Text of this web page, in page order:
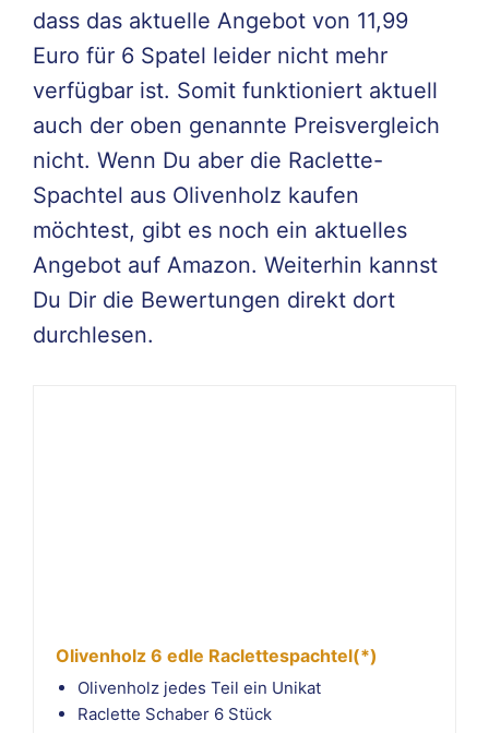
dass das aktuelle Angebot von 11,99
Euro für 6 Spatel leider nicht mehr
verfügbar ist. Somit funktioniert aktuell
auch der oben genannte Preisvergleich
nicht. Wenn Du aber die Raclette-
Spachtel aus Olivenholz kaufen
möchtest, gibt es noch ein aktuelles
Angebot auf Amazon. Weiterhin kannst
Du Dir die Bewertungen direkt dort
durchlesen.
Olivenholz 6 edle Raclettespachtel(*)
Olivenholz jedes Teil ein Unikat
Raclette Schaber 6 Stück